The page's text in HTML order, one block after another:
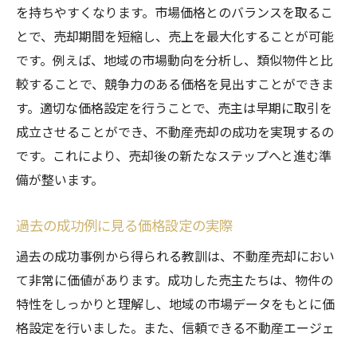
を持ちやすくなります。市場価格とのバランスを取るこ
とで、売却期間を短縮し、売上を最大化することが可能
です。例えば、地域の市場動向を分析し、類似物件と比
較することで、競争力のある価格を見出すことができま
す。適切な価格設定を行うことで、売主は早期に取引を
成立させることができ、不動産売却の成功を実現するの
です。これにより、売却後の新たなステップへと進む準
備が整います。
過去の成功例に見る価格設定の実際
過去の成功事例から得られる教訓は、不動産売却におい
て非常に価値があります。成功した売主たちは、物件の
特性をしっかりと理解し、地域の市場データをもとに価
格設定を行いました。また、信頼できる不動産エージェ